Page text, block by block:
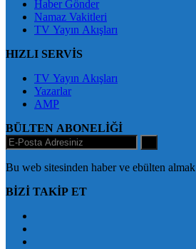
Haber Gönder
Namaz Vakitleri
TV Yayın Akışları
HIZLI SERVİS
TV Yayın Akışları
Yazarlar
AMP
BÜLTEN ABONELİĞİ
Bu web sitesinden haber ve ebülten
BİZİ TAKİP ET